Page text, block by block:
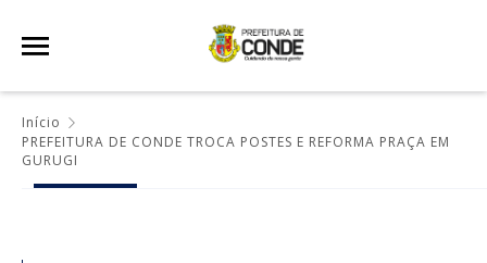
Início
PREFEITURA DE CONDE TROCA POSTES E REFORMA PRAÇA EM
GURUGI